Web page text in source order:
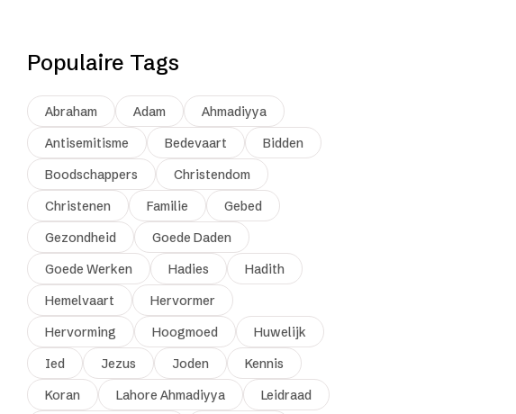
Populaire Tags
Abraham Adam
Ahmadiyya
Antisemitisme
Bedevaart
Bidden
Boodschappers
Christendom
Christenen
Familie
Gebed
Gezondheid
Goede Daden
Goede Werken
Hadies
Hadith
Hemelvaart
Hervormer
Hervorming
Hoogmoed
Huwelijk
Ied
Jezus Joden
Kennis
Koran
Lahore Ahmadiyya
Leidraad